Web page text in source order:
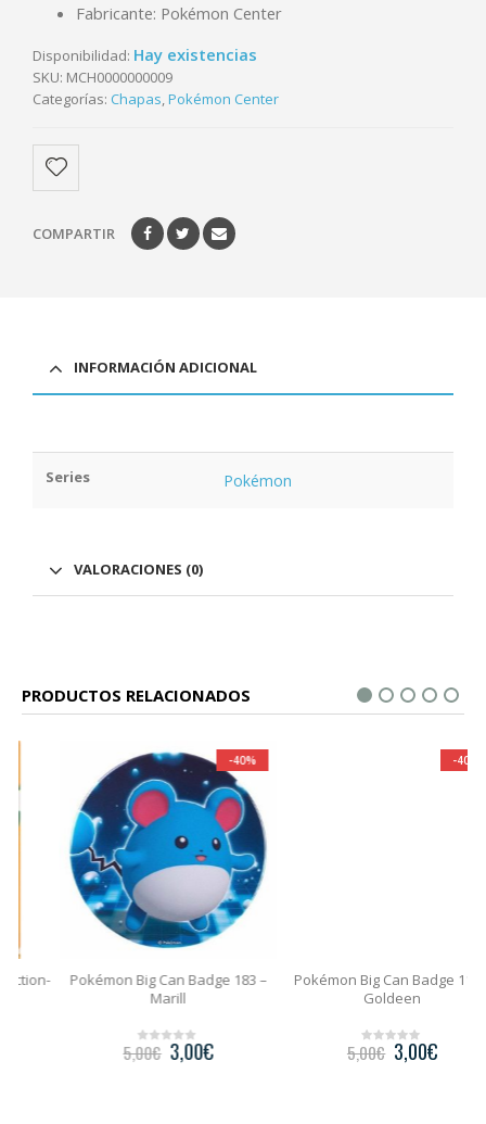
Fabricante: Pokémon Center
Disponibilidad: Hay existencias
SKU: MCH0000000009
Categorías: Chapas,Pokémon Center
COMPARTIR
INFORMACIÓN ADICIONAL
Series Pokémon
VALORACIONES (0)
PRODUCTOS RELACIONADOS
-40%
Pokémon Big Can Badge 183 –
€ 3,00 €
Pokémon Big Can Badge 118 –
Goldeen
€ 3,00 €